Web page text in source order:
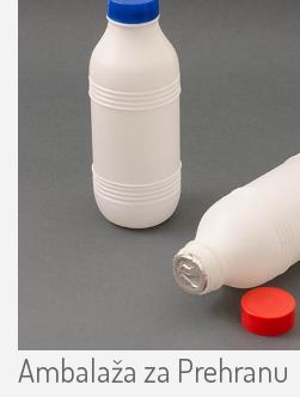
Ambalaža za Prehranu